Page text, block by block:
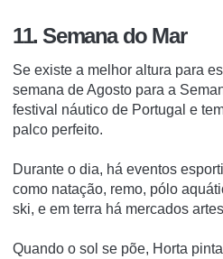
11. Semana do Mar
Se existe a melhor altura para
semana de Agosto para a
festival náutico de Portugal e
palco perfeito.
Durante o dia, há eventos
como natação, remo, pólo
ski, e em terra há mercados
Quando o sol se põe, Horta